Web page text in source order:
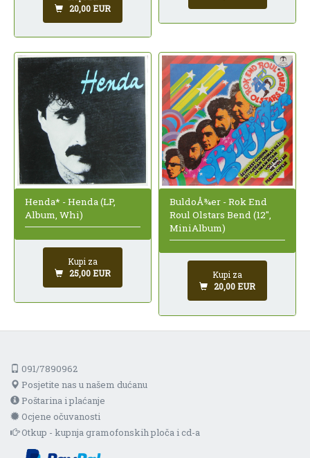
20,00 EUR
Henda* - Henda (LP,
Album, Whi)
Kupi za
25,00 EUR
BuldoÅ¾er - Rok End
Roul Olstars Bend (12",
MiniAlbum)
Kupi za
20,00 EUR
091/7890962
Posjetite nas u našem dućanu
Poštarina i plaćanje
Ocjene očuvanosti
Otkup - kupnja gramofonskih ploča i cd-a